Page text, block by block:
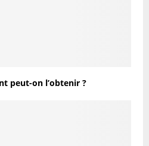
peut-on l’obtenir ?